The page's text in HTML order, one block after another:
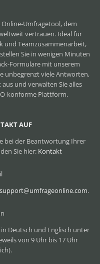
Online-Umfragetool, dem
vertrauen. Ideal für
und Teamzusammenarbeit,
Sie in wenigen Minuten
Formulare mit unserem
unbegrenzt viele Antworten,
und verwalten Sie alles
konforme Plattform.
AUF
bei der Beantwortung Ihrer
Sie hier: Kontakt
support@umfrageonline.com.
Deutsch und Englisch unter
von 9 Uhr bis 17 Uhr